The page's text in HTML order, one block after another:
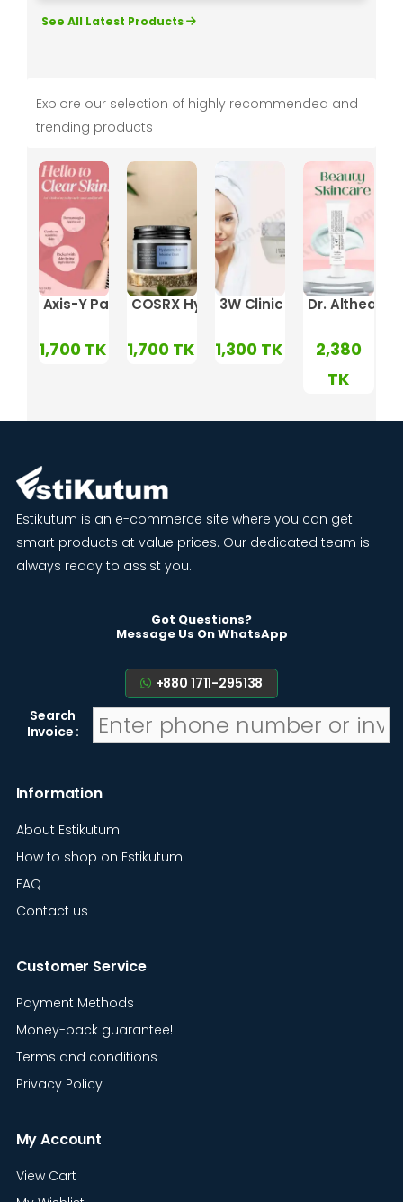
See All Latest Products
Explore our selection of highly recommended and
trending products
Cream – 50ml
345 Relief Cream – 50ml
Axis-Y Panthenol 10 Skin Smoothing Shield Cream
1,700 TK
COSRX Hyaluronic Acid Intensive
1,700 TK
3W Clinic Collagen
1,300 TK
Dr. Althea
2,380
TK
Estikutum is an e-commerce site where you can get
smart products at value prices. Our dedicated team is
always ready to assist you.
Got Questions?
Message Us On WhatsApp
+880 1711-295138
Search
Invoice :
Information
About Estikutum
How to shop on Estikutum
FAQ
Contact us
Customer Service
Payment Methods
Money-back guarantee!
Terms and conditions
Privacy Policy
My Account
View Cart